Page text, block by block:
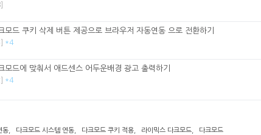
모드 쿠키 삭제 버튼 제공으로 브라우저 자동연동 으로 전환하기
*4
모드에 맞춰서 애드센스 어두운배경 광고 출력하기
*4
동 다크모드 시스템 연동 다크모드 쿠키 적용 라이믹스 다크모드 다크모드